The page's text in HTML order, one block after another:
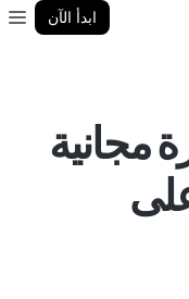
ابدأ الآن
مجانية